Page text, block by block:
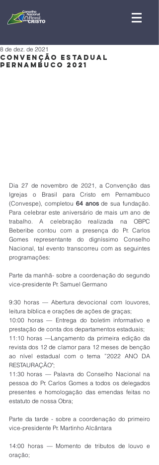
CONVENÇÃO ESTADUAL
PERNAMBUCO 2021
8 de dez. de 2021
Dia 27 de novembro de 2021, a Convenção das
Igrejas o Brasil para Cristo em Pernambuco
(Convespe), completou 64 anos de sua fundação.
Para celebrar este aniversário de mais um ano de
trabalho. A celebração realizada na OBPC
Beberibe contou com a presença do Pr. Carlos
Gomes representante do digníssimo Conselho
Nacional, tal evento transcorreu com as seguintes
programações:
Parte da manhã- sobre a coordenação do segundo
vice-presidente Pr. Samuel Germano
9:30 horas — Abertura devocional com louvores,
leitura bíblica e orações de ações de graças;
10:00 horas — Entrega do boletim informativo e
prestação de conta dos departamentos estaduais;
11:10 horas —Lançamento da primeira edição da
revista dos 12 de clamor para 12 meses de benção
ao nível estadual com o tema ”2022 ANO DA
RESTAURAÇÃO";
11:30 horas — Palavra do Conselho Nacional na
pessoa do Pr. Carlos Gomes a todos os delegados
presentes e homologação das emendas feitas no
estatuto de nossa Obra;
Parte da tarde - sobre a coordenação do primeiro
vice-presidente Pr. Martinho Alcântara
14:00 horas — Momento de tributos de louvo e
oração;